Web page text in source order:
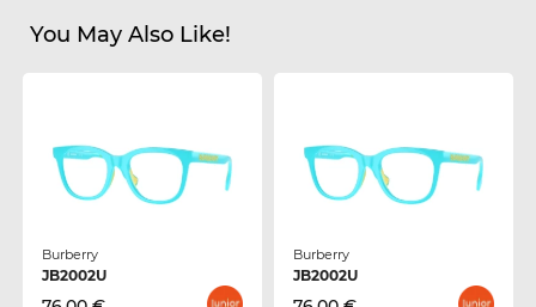
You May Also Like!
Burberry
JB2002U
Burberry
JB2002U